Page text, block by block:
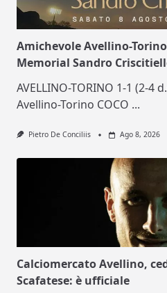
Amichevole Avellino-
Memorial Sandro
AVELLINO-TORINO 1-1 (2-4
Avellino-Torino COCO ...
Pietro De Conciliis Ago 8, 2026
Calciomercato Avellino,
Scafatese: è ufficiale